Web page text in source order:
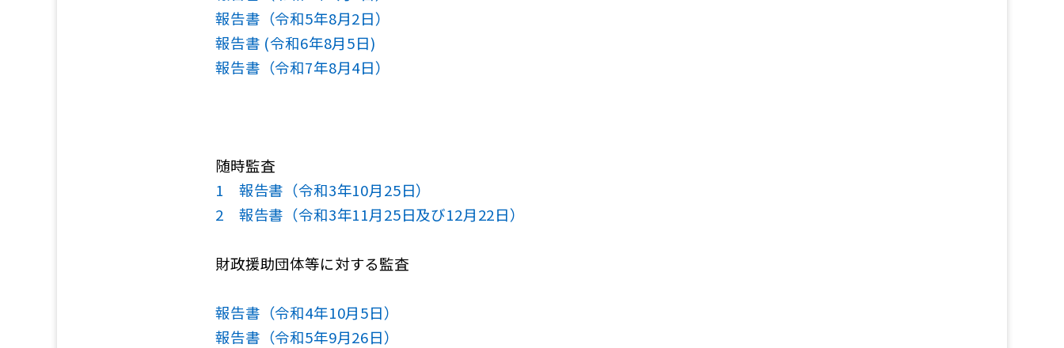
報告書（令和5年8月2日）
報告書 (令和6年8月5日)
報告書（令和7年8月4日）
随時監査
1 報告書（令和3年10月25日）
2 報告書（令和3年11月25日及び12月22日）
財政援助団体等に対する監査
報告書（令和4年10月5日）
報告書（令和5年9月26日）